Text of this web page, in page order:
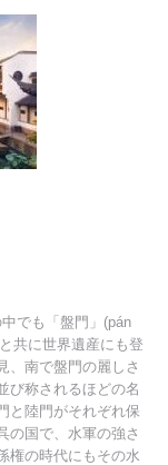
でも「盤門」(pán
共に世界遺産にも登
、南で盤門の麗しさ
び称されるほどの名
と陸門がそれぞれ保
の国で、水軍の強さ
権の時代にもその水